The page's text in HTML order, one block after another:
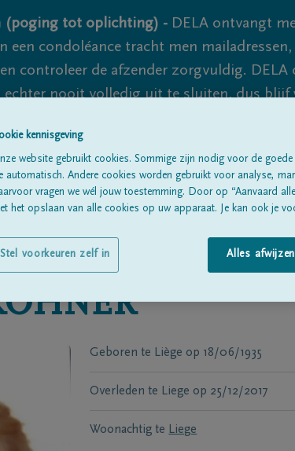
(poging tot oplichting) - DELA ontvangt
een condoléance tracht men
controleer de afzender zorgvuldig.
nooit volledig uit te sluiten, dus blijf
Alle
Geboren te Liège op 18/06/1935
Overleden te Liege op 25/12/2017
Woonachtig te Liege
kennisgeving
website gebruikt cookies. Sommige zijn nodig voor de
automatisch. Andere cookies worden gebruikt voor analyse,
vragen we wél jouw toestemming. Door op “Aanvaard
het opslaan van alle cookies op uw apparaat. Je kan ook je
Alles afwijzen
Stel voorkeuren zelf in